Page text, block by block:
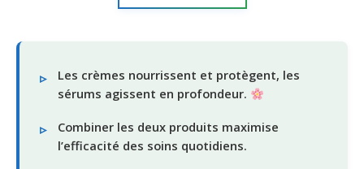
Les crèmes nourrissent et protègent, les
sérums agissent en profondeur.
Combiner les deux produits maximise
l’efficacité des soins quotidiens.